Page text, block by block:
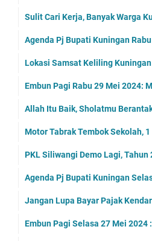
Sulit Cari Kerja, Banyak Warga
Agenda Pj Bupati Kuningan
Lokasi Samsat Keliling
Embun Pagi Rabu 29 Mei 2024:
Allah Itu Baik, Sholatmu
Motor Tabrak Tembok Sekolah,
PKL Siliwangi Demo Lagi, Tahun
Agenda Pj Bupati Kuningan
Jangan Lupa Bayar Pajak
Embun Pagi Selasa 27 Mei 2024